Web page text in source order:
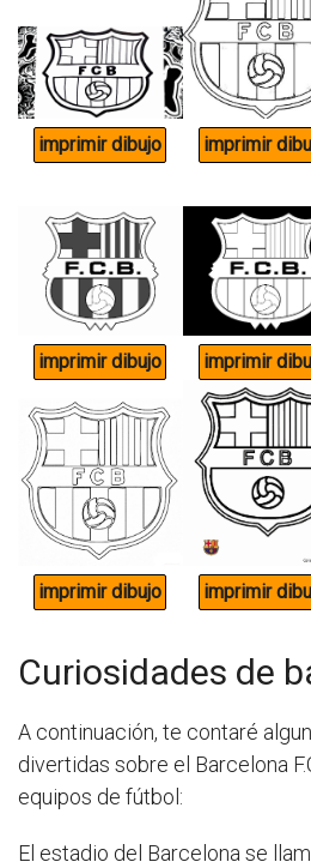
Curiosidades de
A continuación, te contaré
divertidas sobre el Barcelona
equipos de fútbol:
El estadio del Barcelona se